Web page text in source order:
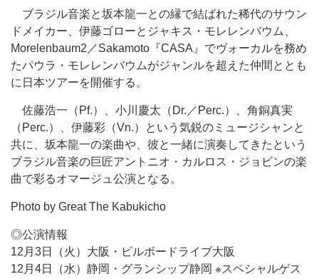
ブラジル音楽と坂本龍一との縁で結ばれた稀代のサウン
ドメイカー、伊藤ゴローとジャキス・モレレンバウム、
Morelenbaum2／Sakamoto『CASA』でヴォーカルを務め
たパウラ・モレレンバウムがジャンルを超えた仲間ととも
に日本ツアーを開催する。
佐藤浩一（Pf.）、小川慶太（Dr.／Perc.）、角銅真実
（Perc.）、伊藤彩（Vn.）という気鋭のミュージシャンと
共に、坂本龍一の楽曲や、彼と一緒に演奏してきたという
ブラジル音楽の巨匠アントニオ・カルロス・ジョビンの楽
曲で彩るオマージュ公演となる。
Photo by Great The Kabukicho
◎公演情報
12月3日（火）大阪・ビルボードライブ大阪
12月4日（水）静岡・グランシップ静岡 ※スペシャルゲス